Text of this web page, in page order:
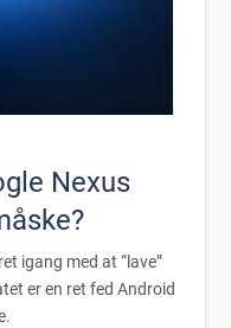
Nexus
igang med at “lave”
er en ret fed Android